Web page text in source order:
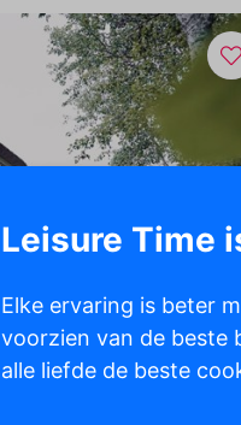
Leisure Time
Elke ervaring is beter
voorzien van de beste
alle liefde de beste